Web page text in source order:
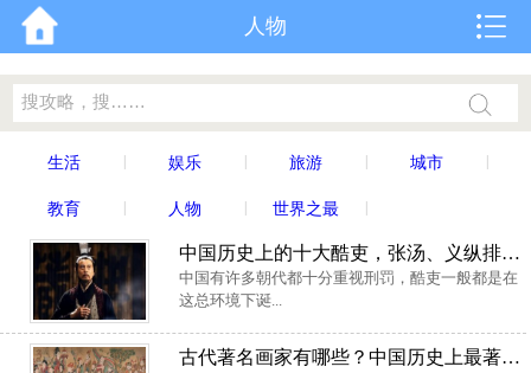
人物
生活 娱乐 旅游 城市
教育 人物 世界之最
中国历史上的十大酷吏，张汤、义纵排前两名
中国有许多朝代都十分重视刑罚，酷吏一般都是在
这总环境下诞...
古代著名画家有哪些？中国历史上最著名的五大画家